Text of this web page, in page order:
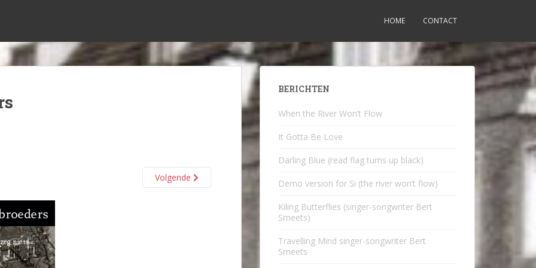
HOME CONTACT
Volgende
BERICHTEN
When the River Won’t Flow
It Gotta Be Love
Darling Blue (read flag turns up black)
Demo version for Si (the river won’t flow)
Kiling Butterflies (singer-songwriter Bert
Smeets)
Travelling Mind singer-songwriter Bert
Smeets